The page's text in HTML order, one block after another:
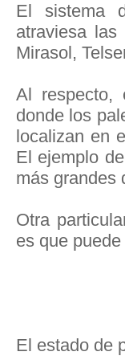
El sistema
atraviesa
Mirasol,
Al respecto,
donde los
localizan en
El ejemplo
más grandes
Otra
es que
El estado de